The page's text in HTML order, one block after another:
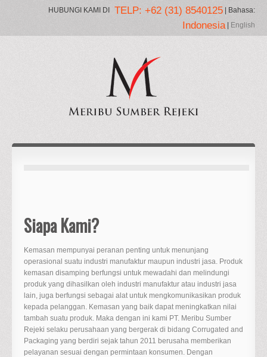
HUBUNGI KAMI DI TELP: +62 (31) 8540125 | Bahasa:
Indonesia | English
Siapa Kami?
Kemasan mempunyai peranan penting untuk menunjang
operasional suatu industri manufaktur maupun industri jasa. Produk
kemasan disamping berfungsi untuk mewadahi dan melindungi
produk yang dihasilkan oleh industri manufaktur atau industri jasa
lain, juga berfungsi sebagai alat untuk mengkomunikasikan produk
kepada pelanggan. Kemasan yang baik dapat meningkatkan nilai
tambah suatu produk. Maka dengan ini kami PT. Meribu Sumber
Rejeki selaku perusahaan yang bergerak di bidang Corrugated and
Packaging yang berdiri sejak tahun 2011 berusaha memberikan
pelayanan sesuai dengan permintaan konsumen. Dengan